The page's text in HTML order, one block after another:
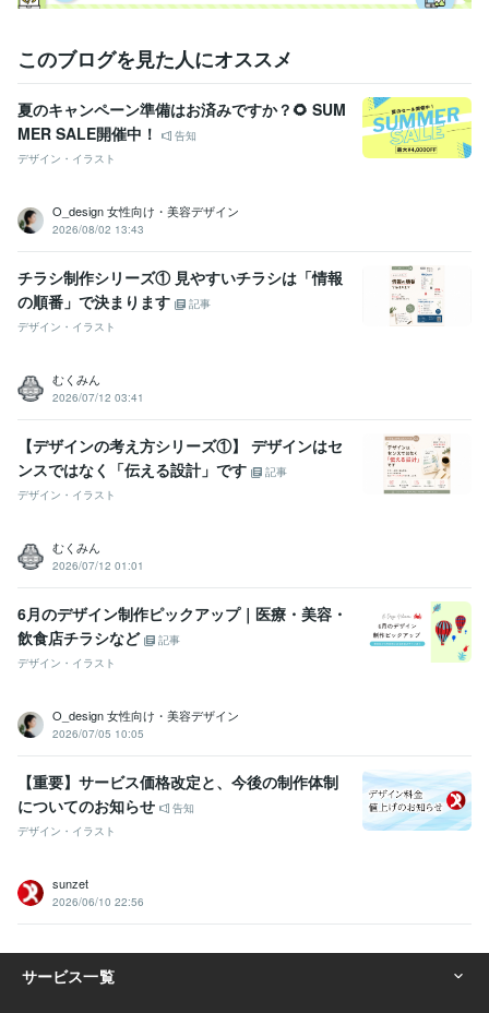
このブログを見た人にオススメ
夏のキャンペーン準備はお済みですか？🌻 SUM
MER SALE開催中！
告知
デザイン・イラスト
O_design 女性向け・美容デザイン
2026/08/02 13:43
チラシ制作シリーズ① 見やすいチラシは「情報
の順番」で決まります
記事
デザイン・イラスト
むくみん
2026/07/12 03:41
【デザインの考え方シリーズ①】 デザインはセ
ンスではなく「伝える設計」です
記事
デザイン・イラスト
むくみん
2026/07/12 01:01
6月のデザイン制作ピックアップ｜医療・美容・
飲食店チラシなど
記事
デザイン・イラスト
O_design 女性向け・美容デザイン
2026/07/05 10:05
【重要】サービス価格改定と、今後の制作体制
についてのお知らせ
告知
デザイン・イラスト
sunzet
2026/06/10 22:56